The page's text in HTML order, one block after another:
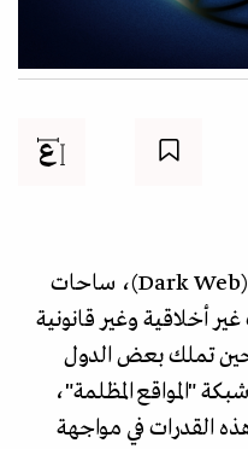
"المواقع المظلمة" أو "الدارك ويب" (Dark Web)، ساحات
أخلاقية وغير قانونية
حين تملك بعض الدول
"المواقع المظلمة"،
القدرات في مواجهة